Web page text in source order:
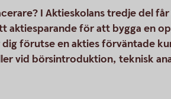
I Aktieskolans tredje del
aktiesparande för att bygga en
förutse en akties förväntade
vid börsintroduktion, teknisk